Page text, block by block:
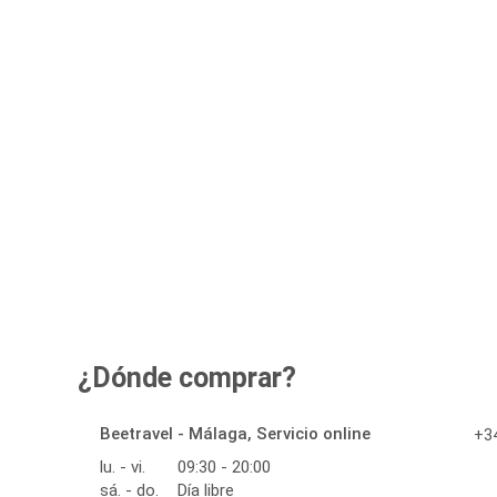
¿Dónde comprar?
Beetravel - Málaga, Servicio online
lu. - vi.
09:30 - 20:00
sá. - do.
Día libre